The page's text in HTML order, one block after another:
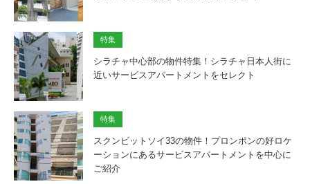
特集
シラチャ中心部の物件特集！シラチャ日本人街に
近いサービスアパートメントをセレクト
特集
スクンビットソイ33の物件！プロンポンの好ロケ
ーションにあるサービスアパートメントを中心に
ご紹介